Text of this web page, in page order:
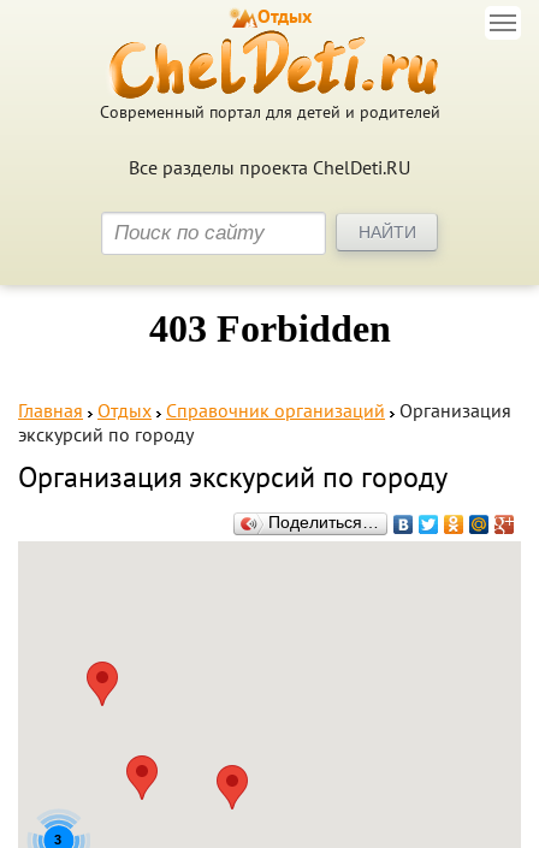
Современный портал для детей и родителей
Все разделы проекта ChelDeti.RU
Отдых
Главная Отдых Справочник организаций
Организация
экскурсий по городу
Организация экскурсий по городу
Поделиться…
3